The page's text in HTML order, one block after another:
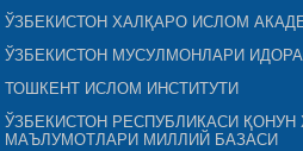
ЎЗБЕКИСТОН ХАЛҚАРО ИСЛОМ
ЎЗБЕКИСТОН МУСУЛМОНЛАРИ
ТОШКЕНТ ИСЛОМ ИНСТИТУТИ
ЎЗБЕКИСТОН РЕСПУБЛИКАСИ
МАЪЛУМОТЛАРИ МИЛЛИЙ БАЗАСИ